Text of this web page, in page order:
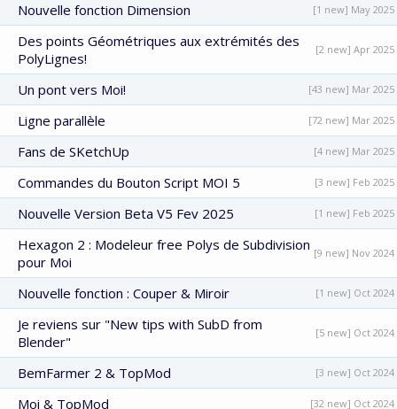
Nouvelle fonction Dimension [1 new] May 2025
Des points Géométriques aux extrémités des
PolyLignes!
[2 new] Apr 2025
Un pont vers Moi! [43 new] Mar 2025
Ligne parallèle [72 new] Mar 2025
Fans de SKetchUp [4 new] Mar 2025
Commandes du Bouton Script MOI 5 [3 new] Feb 2025
Nouvelle Version Beta V5 Fev 2025 [1 new] Feb 2025
Hexagon 2 : Modeleur free Polys de Subdivision
pour Moi
[9 new] Nov 2024
Nouvelle fonction : Couper & Miroir [1 new] Oct 2024
Je reviens sur "New tips with SubD from
Blender"
[5 new] Oct 2024
BemFarmer 2 & TopMod [3 new] Oct 2024
Moi & TopMod [32 new] Oct 2024